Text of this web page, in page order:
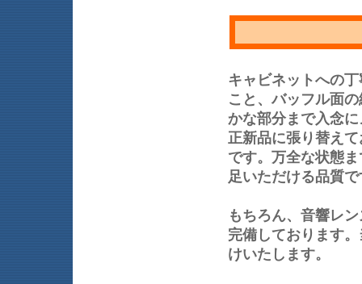
キャビネットへの
こと、バッフル面
かな部分まで入念
正新品に張り替え
です。万全な状態
足いただける品質で
もちろん、音響レ
完備しております
けいたします。